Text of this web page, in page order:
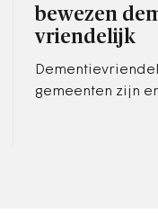
bewezen
vriendelijk
gemeenten zijn